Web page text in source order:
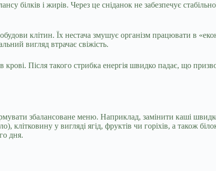
білків і жирів. Через це сніданок не забезпечує
клітин. Їх нестача змушує організм працювати в
вигляд втрачає свіжість.
Після такого стрибка енергія швидко падає, що
збалансоване меню. Наприклад, замінити каші
клітковину у вигляді ягід, фруктів чи горіхів, а також
дня.